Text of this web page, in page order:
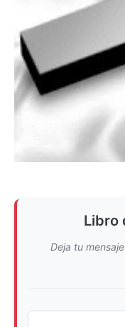
Libro
Deja tu